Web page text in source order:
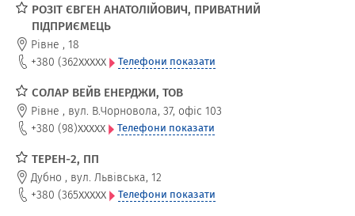
РОЗІТ ЄВГЕН АНАТОЛІЙОВИЧ, ПРИВАТНИЙ
ПІДПРИЄМЕЦЬ
Рівне , 18
+380 (362xxxxx Телефони показати
СОЛАР ВЕЙВ ЕНЕРДЖИ, ТОВ
Рівне , вул. В.Чорновола, 37, офіс 103
+380 (98)xxxxx Телефони показати
ТЕРЕН-2, ПП
Дубно , вул. Львівська, 12
+380 (365xxxxx Телефони показати